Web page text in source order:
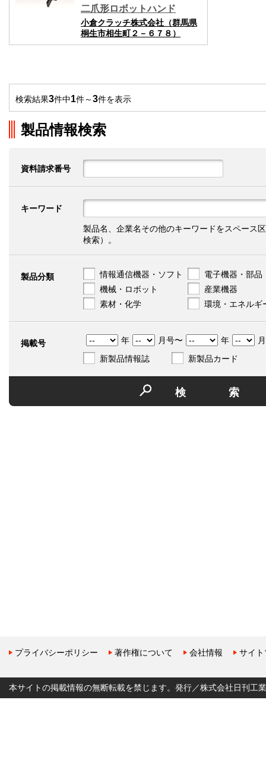
二爪形ロボットハンド
小倉クラッチ株式会社（群馬県
桐生市相生町２－６７８）
検索結果3件中1件～3件を表示
製品情報検索
資料請求番号
キーワード
製品名、企業名その他のキーワードをスペース
検索）。
製品分類 情報通信機器・ソフト
電子機器・部品
機械・ロボット
産業機器
素材・化学
環境・エネルギ
掲載号 年 月号〜 年
新製品情報誌
新製品カード
検
プライバシーポリシー 著作権について 会社情報 サイ
本サイトの掲載情報の無断転載を禁じます。発行／株式会社日刊